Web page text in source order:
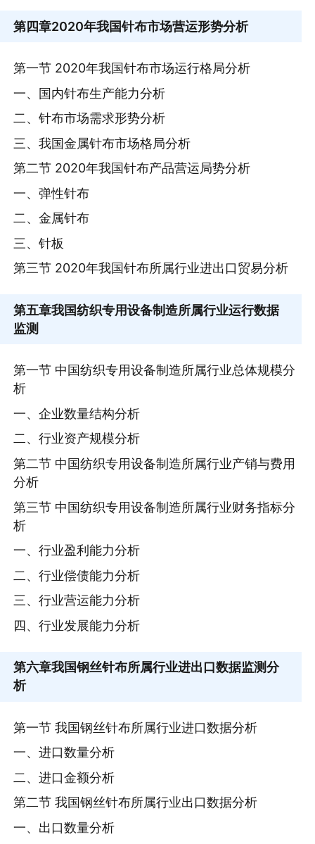
第四章2020年我国针布市场营运形势分析
第一节 2020年我国针布市场运行格局分析
一、国内针布生产能力分析
二、针布市场需求形势分析
三、我国金属针布市场格局分析
第二节 2020年我国针布产品营运局势分析
一、弹性针布
二、金属针布
三、针板
第三节 2020年我国针布所属行业进出口贸易分析
第五章我国纺织专用设备制造所属行业运行数据
监测
第一节 中国纺织专用设备制造所属行业总体规模分
析
一、企业数量结构分析
二、行业资产规模分析
第二节 中国纺织专用设备制造所属行业产销与费用
分析
第三节 中国纺织专用设备制造所属行业财务指标分
析
一、行业盈利能力分析
二、行业偿债能力分析
三、行业营运能力分析
四、行业发展能力分析
第六章我国钢丝针布所属行业进出口数据监测分
析
第一节 我国钢丝针布所属行业进口数据分析
一、进口数量分析
二、进口金额分析
第二节 我国钢丝针布所属行业出口数据分析
一、出口数量分析